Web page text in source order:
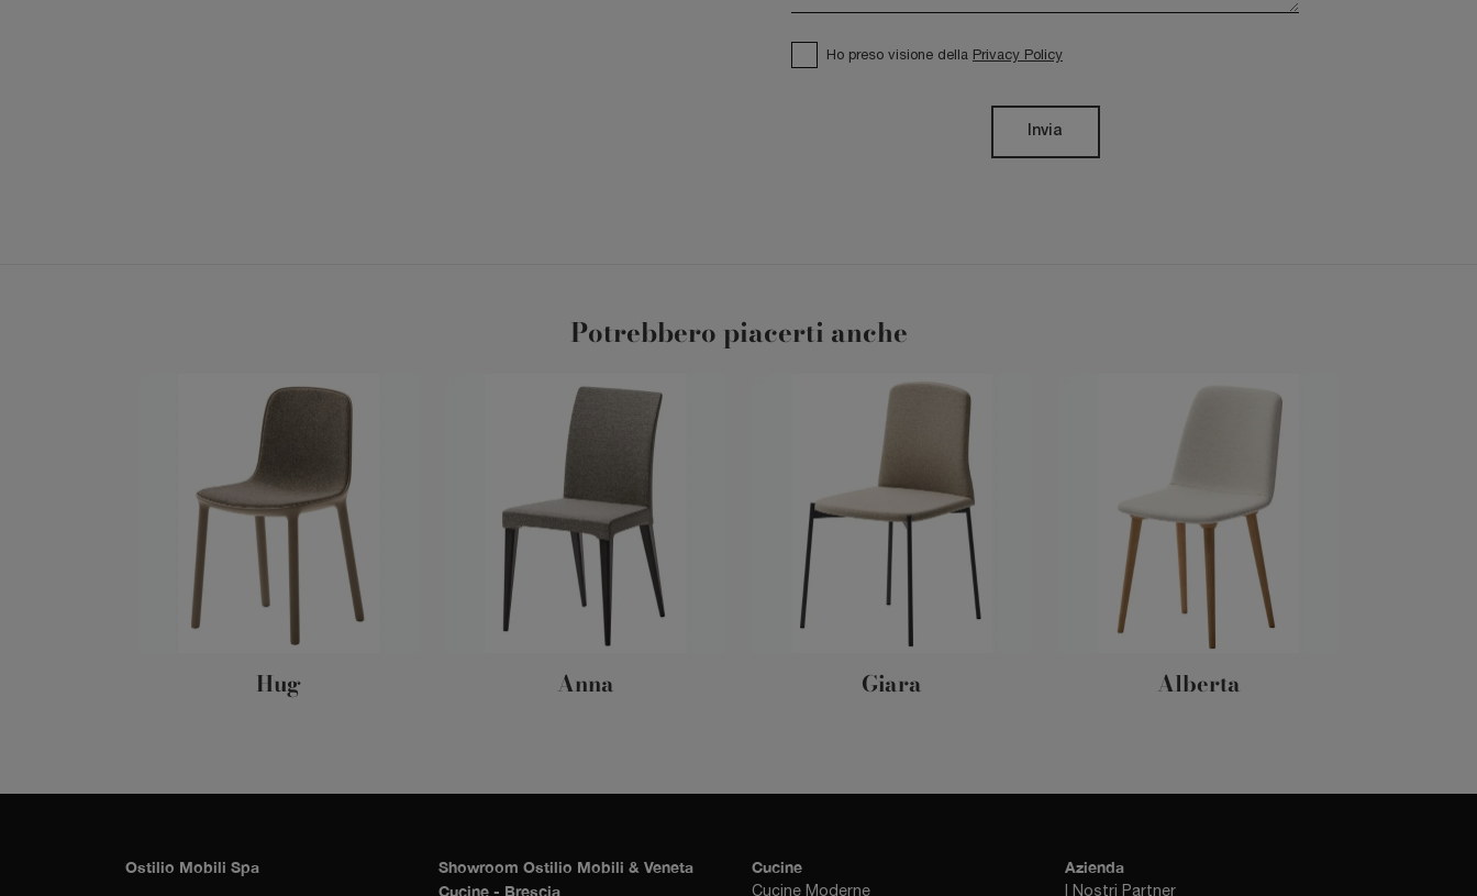
Ho preso visione della Privacy Policy
Invia
Potrebbero piacerti anche
Hug Anna Giara Alberta
Ostilio Mobili Spa
Showroom Ostilio Mobili & Veneta
Cucine - Brescia
Cucine
Cucine Moderne
Azienda
I Nostri Partner